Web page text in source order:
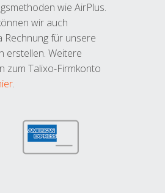
wie AirPlus.
wir auch
Rechnung für unsere
erstellen. Weitere
zum Talixo-Firmkonto
.